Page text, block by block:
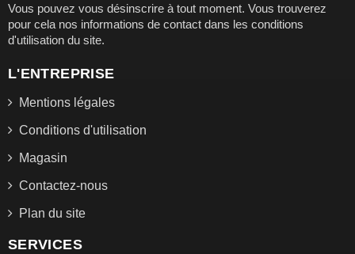
Vous pouvez vous désinscrire à tout moment. Vous trouverez
pour cela nos informations de contact dans les conditions
d'utilisation du site.
L'ENTREPRISE
Mentions légales
Conditions d'utilisation
Magasin
Contactez-nous
Plan du site
SERVICES